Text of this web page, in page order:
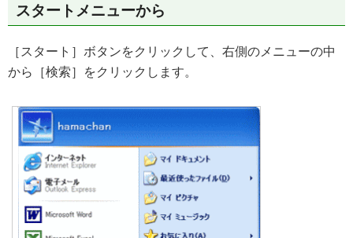
スタートメニューから
［スタート］ボタンをクリックして、右側のメニューの中
から［検索］をクリックします。